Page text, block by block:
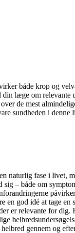
både krop og
din læge om relevante
de mest
sundheden i denne
naturlig fase i livet,
sig – både om
en god idé at tage en
er relevante for dig.
gennem og